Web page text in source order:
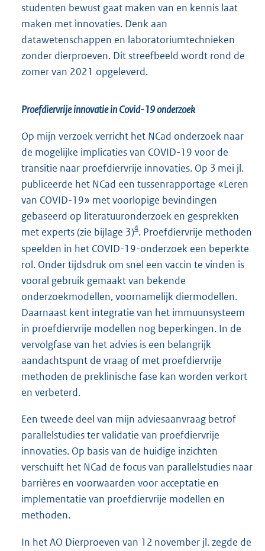
studenten bewust gaat maken van en kennis laat
maken met innovaties. Denk aan
datawetenschappen en laboratoriumtechnieken
zonder dierproeven. Dit streefbeeld wordt rond de
zomer van 2021 opgeleverd.
Proefdiervrije innovatie in Covid-19 onderzoek
Op mijn verzoek verricht het NCad onderzoek naar
de mogelijke implicaties van COVID-19 voor de
transitie naar proefdiervrije innovaties. Op 3 mei jl.
publiceerde het NCad een tussenrapportage «Leren
van COVID-19» met voorlopige bevindingen
gebaseerd op literatuuronderzoek en gesprekken
met experts (zie bijlage 3)4. Proefdiervrije methoden
speelden in het COVID-19-onderzoek een beperkte
rol. Onder tijdsdruk om snel een vaccin te vinden is
vooral gebruik gemaakt van bekende
onderzoekmodellen, voornamelijk diermodellen.
Daarnaast kent integratie van het immuunsysteem
in proefdiervrije modellen nog beperkingen. In de
vervolgfase van het advies is een belangrijk
aandachtspunt de vraag of met proefdiervrije
methoden de preklinische fase kan worden verkort
en verbeterd.
Een tweede deel van mijn adviesaanvraag betrof
parallelstudies ter validatie van proefdiervrije
innovaties. Op basis van de huidige inzichten
verschuift het NCad de focus van parallelstudies naar
barrières en voorwaarden voor acceptatie en
implementatie van proefdiervrije modellen en
methoden.
In het AO Dierproeven van 12 november jl. zegde de